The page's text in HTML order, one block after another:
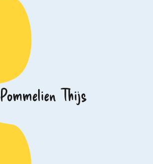
Pommelien Thijs